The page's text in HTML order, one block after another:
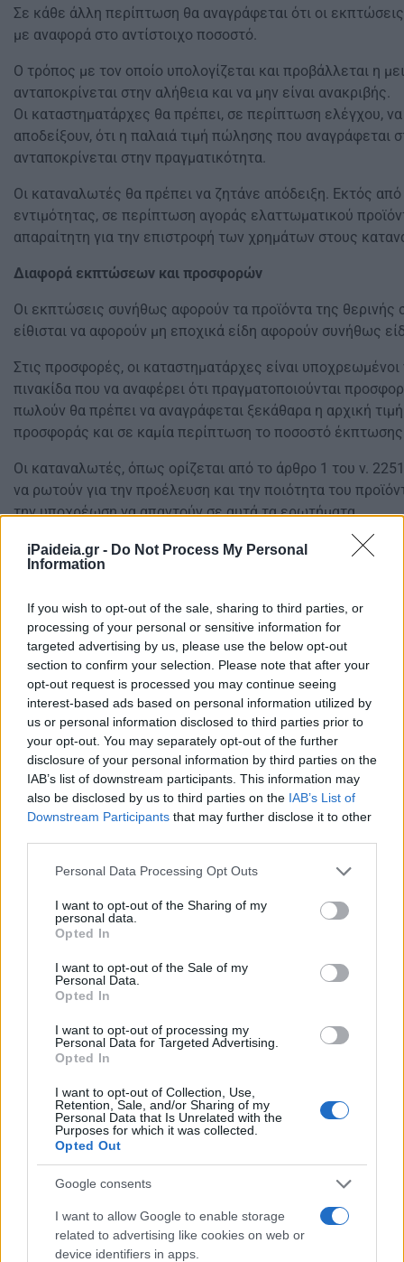
iPaideia.gr - Do Not Process My Personal
Information
If you wish to opt-out of the sale, sharing to third parties, or
processing of your personal or sensitive information for
targeted advertising by us, please use the below opt-out
section to confirm your selection. Please note that after your
opt-out request is processed you may continue seeing
interest-based ads based on personal information utilized by
us or personal information disclosed to third parties prior to
your opt-out. You may separately opt-out of the further
disclosure of your personal information by third parties on the
IAB’s list of downstream participants. This information may
also be disclosed by us to third parties on the IAB’s List of
Downstream Participants that may further disclose it to other
Please note that this website/app uses one or more Google
not limited to your visit or usage behaviour. You may click to
grant or deny consent to Google and its third-party tags to
use your data for below specified purposes in below Google
consent section.
Personal Data Processing Opt Outs
I want to opt-out of the Sharing of my
personal data.
Opted In
I want to opt-out of the Sale of my
Personal Data.
Opted In
I want to opt-out of processing my
Personal Data for Targeted Advertising.
Opted In
I want to opt-out of Collection, Use,
Retention, Sale, and/or Sharing of my
Personal Data that Is Unrelated with the
Purposes for which it was collected.
Opted Out
Google consents
I want to allow Google to enable storage
related to advertising like cookies on web or
device identifiers in apps.
Σε κάθε άλλη περίπτωση θα αναγράφεται ότι οι
με αναφορά στο αντίστοιχο ποσοστό.
Ο τρόπος με τον οποίο υπολογίζεται και προβάλλεται η
ανταποκρίνεται στην αλήθεια και να μην είναι ανακριβής.
Οι καταστηματάρχες θα πρέπει, σε περίπτωση ελέγχου, να
αποδείξουν, ότι η παλαιά τιμή πώλησης που αναγράφεται
ανταποκρίνεται στην πραγματικότητα.
Οι καταναλωτές θα πρέπει να ζητάνε απόδειξη. Εκτός
εντιμότητας, σε περίπτωση αγοράς ελαττωματικού
απαραίτητη για την επιστροφή των χρημάτων στους
Διαφορά εκπτώσεων και προσφορών
Οι εκπτώσεις συνήθως αφορούν τα προϊόντα της
είθισται να αφορούν μη εποχικά είδη αφορούν συνήθως
Στις προσφορές, οι καταστηματάρχες είναι
πινακίδα που να αναφέρει ότι πραγματοποιούνται
πωλούν θα πρέπει να αναγράφεται ξεκάθαρα η αρχική τιμή
προσφοράς και σε καμία περίπτωση το ποσοστό
Οι καταναλωτές, όπως ορίζεται από το άρθρο 1 του ν.
να ρωτούν για την προέλευση και την ποιότητα του
την υποχρέωση να απαντούν σε αυτά τα ερωτήματα.
Tελευταίες για την Παιδεία και την
Στην Κατηγορία:ΕΙΔΗΣΕΙΣ
ΕΚΠΤΩΣΕΙΣ